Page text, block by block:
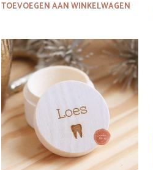
TOEVOEGEN AAN WINKELWAGEN